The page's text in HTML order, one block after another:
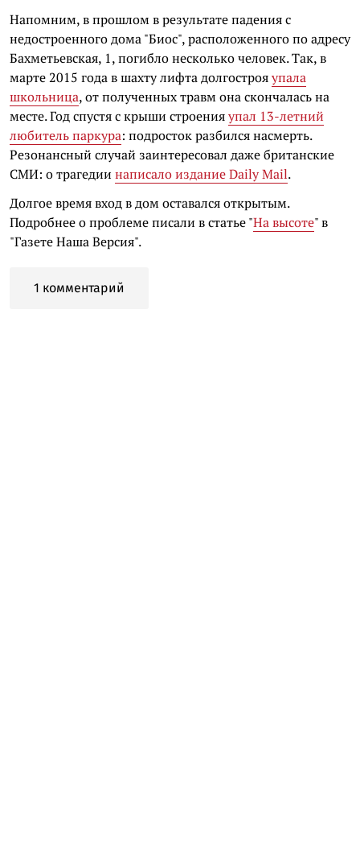
Напомним, в прошлом в результате падения с
недостроенного дома "Биос", расположенного по адресу
Бахметьевская, 1, погибло несколько человек. Так, в
марте 2015 года в шахту лифта долгострояупала
школьница, от полученных травм она скончалась на
месте. Год спустя с крыши строенияупал 13-летний
любитель паркура: подросток разбился насмерть.
Резонансный случай заинтересовал даже британские
СМИ: о трагедии написало издание Daily Mail.
Долгое время вход в дом оставался открытым.
Подробнее о проблеме писали в статье "На высоте" в
"Газете Наша Версия".
1 комментарий